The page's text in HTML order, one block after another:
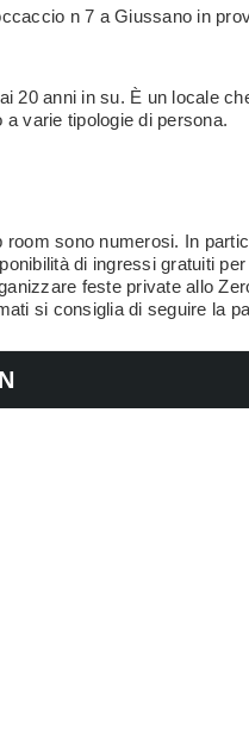
n 7 a Giussano in
20 anni in su. È un locale
varie tipologie di persona.
sono numerosi. In
di ingressi gratuiti
feste private allo
si consiglia di seguire la